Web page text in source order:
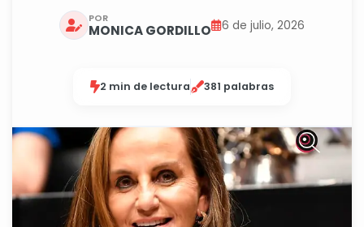
POR
MONICA GORDILLO 6 de julio, 2026
2 min de lectura 381 palabras